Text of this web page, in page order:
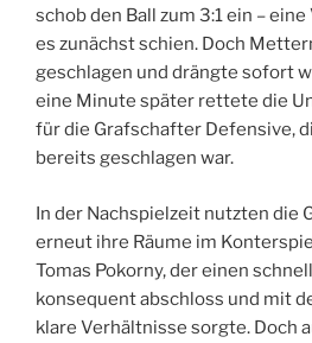
schob den Ball zum 3:1 ein –
es zunächst schien. Doch
geschlagen und drängte sofort
eine Minute später rettete die
für die Grafschafter Defensive,
bereits geschlagen war.
In der Nachspielzeit nutzten die
erneut ihre Räume im
Tomas Pokorny, der einen
konsequent abschloss und mit
klare Verhältnisse sorgte. Doch